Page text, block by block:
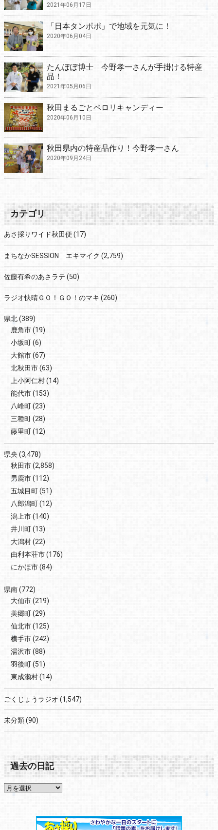
2021年06月17日
「日本タンポポ」で地域を元気に！
2020年06月04日
たんぽぽ博士 今野孝一さんが手掛ける特産
品！
2021年05月06日
秋田まるごとペロリキャンディー
2020年06月10日
秋田県内の特産品作り！今野孝一さん
2020年09月24日
カテゴリ
あさ採りワイド秋田便 (17)
まちなかSESSION エキマイク (2,759)
佐藤有希のあさラテ (50)
ラジオ快晴ＧＯ！ＧＯ！のマキ (260)
県北(389)
鹿角市(19)
小坂町(6)
大館市(67)
北秋田市(63)
上小阿仁村(14)
能代市(153)
八峰町(23)
三種町(28)
藤里町(12)
県央(3,478)
秋田市(2,858)
男鹿市(112)
五城目町(51)
八郎潟町(12)
潟上市(140)
井川町(13)
大潟村(22)
由利本荘市(176)
にかほ市(84)
県南(772)
大仙市(219)
美郷町(29)
仙北市(125)
横手市(242)
湯沢市(88)
羽後町(51)
東成瀬村(14)
ごくじょうラジオ (1,547)
未分類(90)
過去の日記